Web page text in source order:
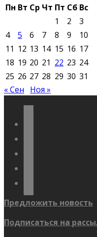
Пн Вт Ср Чт Пт Сб Вс
1
2
3
4
5 6 7 8 9
10
11 12 13 14 15 16 17
18 19 20 21 22 23 24
25 26 27 28 29 30 31
« Сен
Ноя »
Предложить новость
Подписаться на